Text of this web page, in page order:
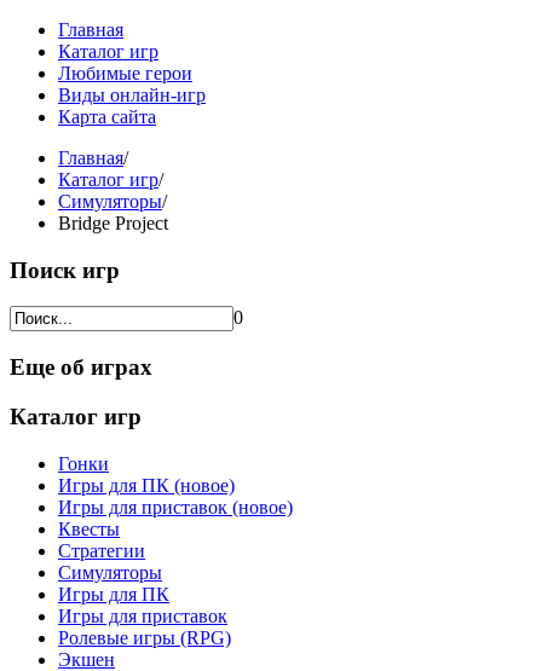
Главная
Каталог игр
Любимые герои
Виды онлайн-игр
Карта сайта
Главная/
Каталог игр/
Симуляторы/
Bridge Project
Поиск игр
0
Еще об играх
Каталог игр
Гонки
Игры для ПК (новое)
Игры для приставок (новое)
Квесты
Стратегии
Симуляторы
Игры для ПК
Игры для приставок
Ролевые игры (RPG)
Экшен